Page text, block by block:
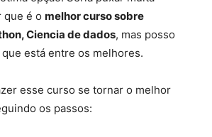
que é o melhor curso sobre
Ciencia de dados, mas posso
está entre os melhores.
esse curso se tornar o melhor
os passos: